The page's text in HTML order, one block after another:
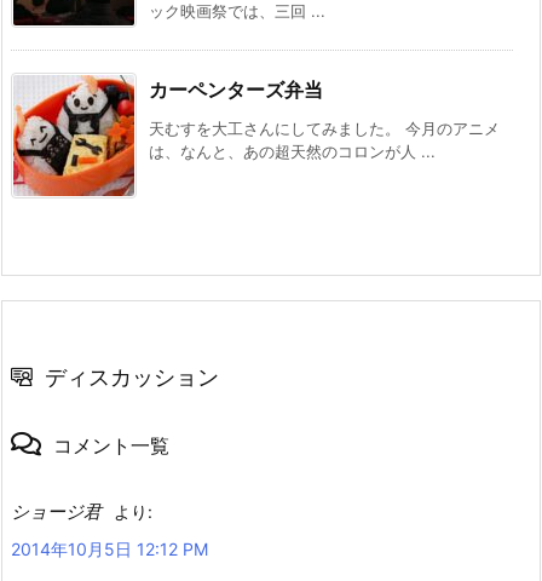
ック映画祭では、三回 ...
カーペンターズ弁当
天むすを大工さんにしてみました。 今月のアニメ
は、なんと、あの超天然のコロンが人 ...
ディスカッション
コメント一覧
ショージ君
より:
2014年10月5日 12:12 PM